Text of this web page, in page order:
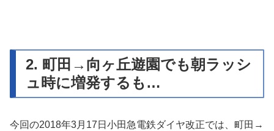
2. 町田→向ヶ丘遊園でも朝ラッシ
ュ時に増発するも…
今回の2018年3月17日小田急電鉄ダイヤ改正では、町田→